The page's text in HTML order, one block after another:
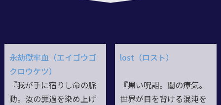
永劫獄牢血（エイゴウゴ
クロウケツ）
『我が手に宿りし命の脈
動。汝の罪過を染め上げ
lost（ロスト）
『黒い呪詛。闇の瘴気。
世界が目を背ける混沌を